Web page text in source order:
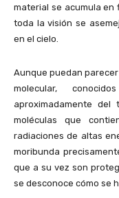
material se acumula
toda la visión se
en el cielo.
Aunque puedan
molecular,
aproximadamente del
moléculas que
radiaciones de altas
moribunda
que a su vez son
se desconoce cómo se